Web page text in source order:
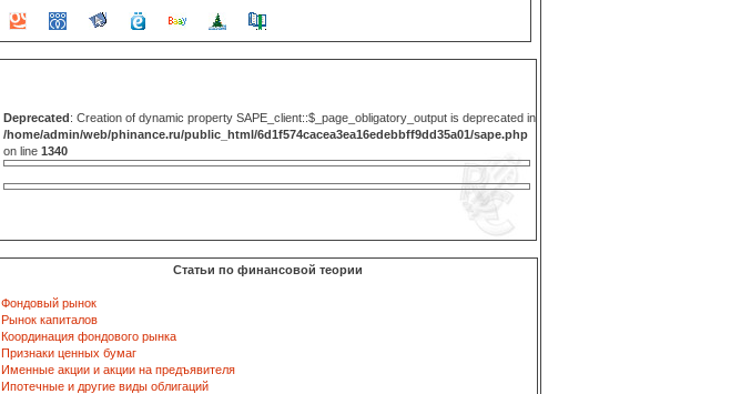
Deprecated: Creation of dynamic property SAPE_client::$_page_obligatory_output is deprecated in
/home/admin/web/phinance.ru/public_html/6d1f574cacea3ea16edebbff9dd35a01/sape.php
on line 1340
Статьи по финансовой теории
Фондовый рынок
Рынок капиталов
Координация фондового рынка
Признаки ценных бумаг
Именные акции и акции на предъявителя
Ипотечные и другие виды облигаций